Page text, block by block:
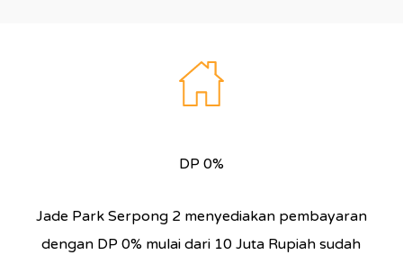
DP 0%
Jade Park Serpong 2 menyediakan pembayaran
dengan DP 0% mulai dari 10 Juta Rupiah sudah